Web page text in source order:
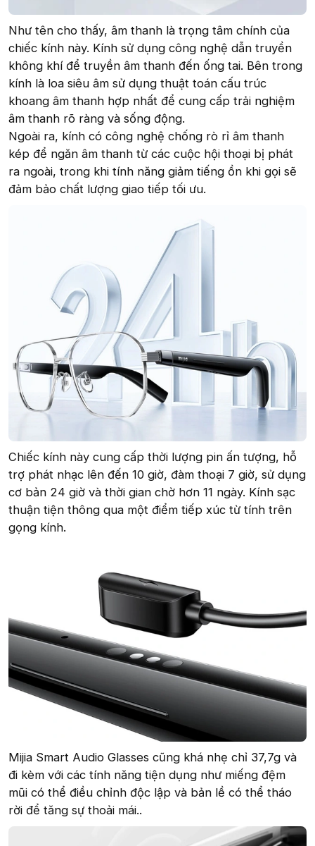
Như tên cho thấy, âm thanh là trọng tâm chính của
chiếc kính này. Kính sử dụng công nghệ dẫn truyền
không khí để truyền âm thanh đến ống tai. Bên trong
kính là loa siêu âm sử dụng thuật toán cấu trúc
khoang âm thanh hợp nhất để cung cấp trải nghiệm
âm thanh rõ ràng và sống động.
Ngoài ra, kính có công nghệ chống rò rỉ âm thanh
kép để ngăn âm thanh từ các cuộc hội thoại bị phát
ra ngoài, trong khi tính năng giảm tiếng ồn khi gọi sẽ
đảm bảo chất lượng giao tiếp tối ưu.
Chiếc kính này cung cấp thời lượng pin ấn tượng, hỗ
trợ phát nhạc lên đến 10 giờ, đàm thoại 7 giờ, sử dụng
cơ bản 24 giờ và thời gian chờ hơn 11 ngày. Kính sạc
thuận tiện thông qua một điểm tiếp xúc từ tính trên
gọng kính.
Mijia Smart Audio Glasses cũng khá nhẹ chỉ 37,7g và
đi kèm với các tính năng tiện dụng như miếng đệm
mũi có thể điều chỉnh độc lập và bản lề có thể tháo
rời để tăng sự thoải mái..